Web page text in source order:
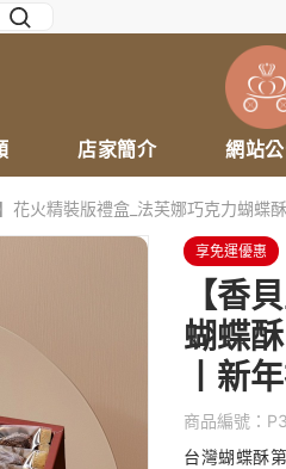
店家簡介 網站
花火精裝版禮盒_法芙娜巧克力蝴蝶
享免運優惠
【香
蝴蝶
丨新
商品編號：
台灣蝴蝶酥